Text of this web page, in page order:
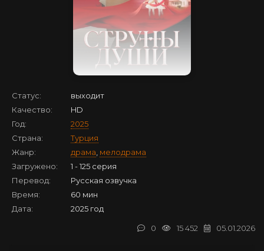
Статус:
выходит
Качество:
HD
Год:
2025
Страна:
Турция
Жанр:
драма мелодрама
Загружено:
1 - 125 серия
Перевод:
Русская озвучка
Время:
60 мин
Дата:
2025 год
05.01.2026
15 452
0